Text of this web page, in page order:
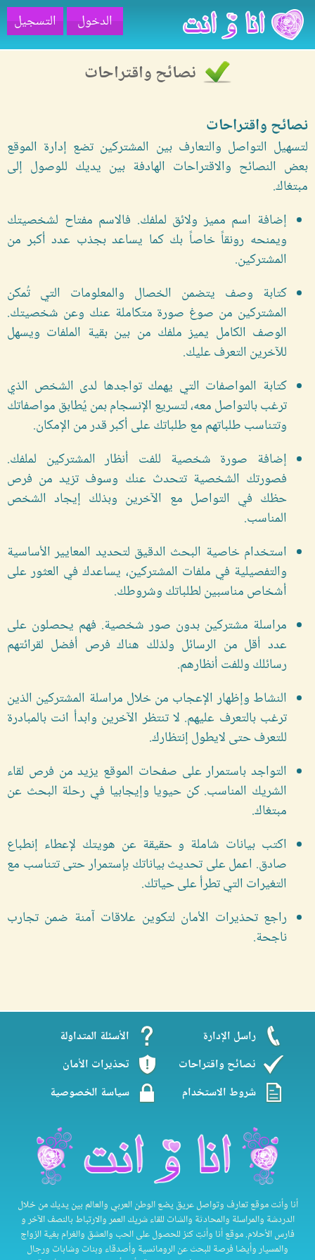
التسجيل الدخول
نصائح واقتراحات
نصائح واقتراحات
لتسهيل التواصل والتعارف بين المشتركين تضع إدارة الموقع
بعض النصائح والاقتراحات الهادفة بين يديك للوصول إلى
مبتغاك.
إضافة اسم مميز ولائق لملفك. فالاسم مفتاح لشخصيتك
ويمنحه رونقاً خاصاً بك كما يساعد بجذب عدد أكبر من
المشتركين.
كتابة وصف يتضمن الخصال والمعلومات التي تُمكن
المشتركين من صوغ صورة متكاملة عنك وعن شخصيتك.
الوصف الكامل يميز ملفك من بين بقية الملفات ويسهل
للآخرين التعرف عليك.
كتابة المواصفات التي يهمك تواجدها لدى الشخص الذي
ترغب بالتواصل معه، لتسريع الإنسجام بمن يُطابق مواصفاتك
وتتناسب طلباتهم مع طلباتك على أكبر قدر من الإمكان.
إضافة صورة شخصية للفت أنظار المشتركين لملفك.
فصورتك الشخصية تتحدث عنك وسوف تزيد من فرص
حظك في التواصل مع الآخرين وبذلك إيجاد الشخص
المناسب.
استخدام خاصية البحث الدقيق لتحديد المعايير الأساسية
والتفصيلية في ملفات المشتركين، يساعدك في العثور على
أشخاص مناسبين لطلباتك وشروطك.
مراسلة مشتركين بدون صور شخصية. فهم يحصلون على
عدد أقل من الرسائل ولذلك هناك فرص أفضل لقرائتهم
رسائلك وللفت أنظارهم.
النشاط وإظهار الإعجاب من خلال مراسلة المشتركين الذين
ترغب بالتعرف عليهم. لا تنتظر الآخرين وابدأ انت بالمبادرة
للتعرف حتى لايطول إنتظارك.
التواجد باستمرار على صفحات الموقع يزيد من فرص لقاء
الشريك المناسب. كن حيويا وإيجابيا في رحلة البحث عن
مبتغاك.
اكتب بيانات شاملة و حقيقة عن هويتك لإعطاء إنطباع
صادق. اعمل على تحديث بياناتك بإستمرار حتى تتناسب مع
التغيرات التي تطرأ على حياتك.
راجع تحذيرات الأمان لتكوين علاقات آمنة ضمن تجارب
ناجحة.
راسل الإدارة
الأسئلة المتداولة
نصائح واقتراحات
تحذيرات الأمان
شروط الاستخدام
سياسة الخصوصية
أنا وأنت موقع تعارف وتواصل عريق يضع الوطن العربي والعالم بين يديك من خلال
الدردشة والمراسلة والمحادثة والشات للقاء شريك العمر والارتباط بالنصف الآخر و
فارس الأحلام. موقع أنا وأنتِ كنز للحصول على الحب والعشق والغرام بغية الزواج
والمسيار وأيضا فرصة للبحث عن الرومانسية وأصدقاء وبنات وشابات ورجال